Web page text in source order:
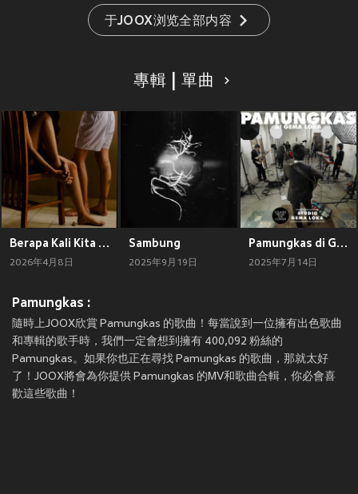
于JOOX浏览全部内容
專輯 | 單曲
Berapa Kali Kita Akan Saling Memaafkan
2026年4月8日
Sambung
2025年9月19日
Pamungkas di Gema Loka (Live di Gema Loka) (Explicit)
2025年7月14日
Pamungkas :
隨時上JOOX欣賞 Pamungkas 的歌曲！每當說到一位擁有出色歌曲
和專輯的歌手時，我們一定會想到擁有 400,092 粉絲的
Pamungkas。如果你也正在尋找 Pamungkas 的歌曲，那就太好
了！JOOX將會為你提供 Pamungkas 的MV和歌曲合輯，你必會喜
歡這些歌曲！